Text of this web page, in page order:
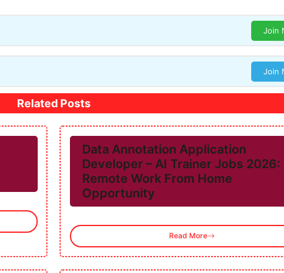
Join
Join
Related Posts
Data Annotation Application
Developer – AI Trainer Jobs 2026:
Remote Work From Home
Opportunity
Read More